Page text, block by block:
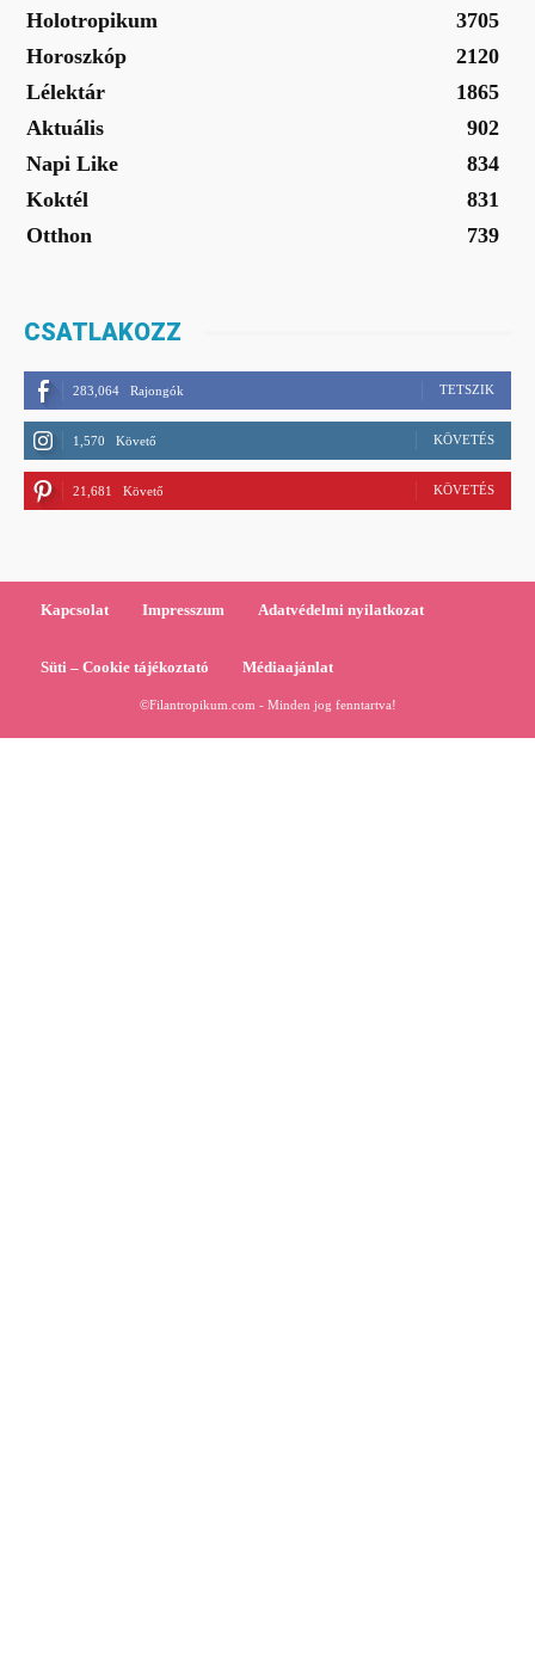
Holotropikum
3705
Horoszkóp
2120
Lélektár
1865
Aktuális
902
Napi Like
834
Koktél
831
Otthon
739
CSATLAKOZZ
283,064 Rajongók TETSZIK
1,570 Követő KÖVETÉS
21,681 Követő KÖVETÉS
Kapcsolat Impresszum Adatvédelmi nyilatkozat
Süti – Cookie tájékoztató Médiaajánlat
©Filantropikum.com - Minden jog fenntartva!